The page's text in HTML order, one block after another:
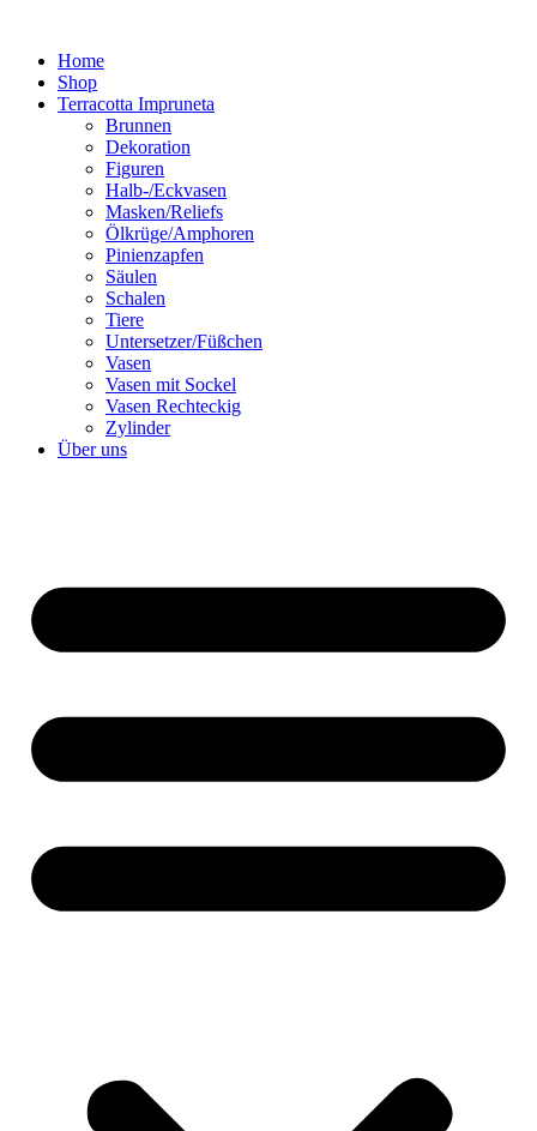
springenHome
Shop
Terracotta Impruneta
Brunnen
Dekoration
Figuren
Halb-/Eckvasen
Masken/Reliefs
Ölkrüge/Amphoren
Pinienzapfen
Säulen
Schalen
Tiere
Untersetzer/Füßchen
Vasen
Vasen mit Sockel
Vasen Rechteckig
Zylinder
Über uns